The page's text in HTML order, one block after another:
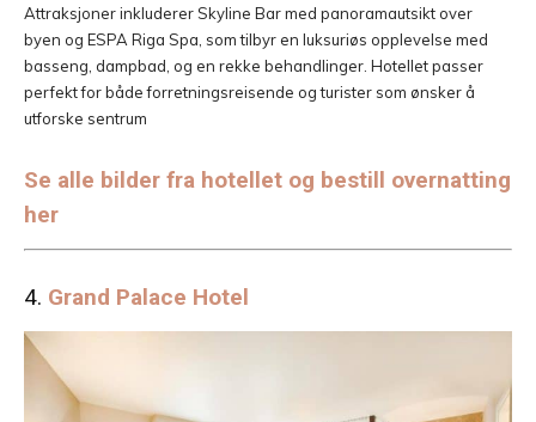
Attraksjoner inkluderer Skyline Bar med panoramautsikt over
byen og ESPA Riga Spa, som tilbyr en luksuriøs opplevelse med
basseng, dampbad, og en rekke behandlinger. Hotellet passer
perfekt for både forretningsreisende og turister som ønsker å
utforske sentrum​
Se alle bilder fra hotellet og bestill overnatting
her
4. Grand Palace Hotel